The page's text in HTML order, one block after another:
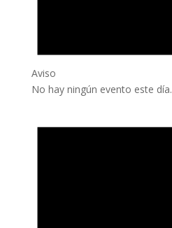
Aviso
No hay ningún evento este día.